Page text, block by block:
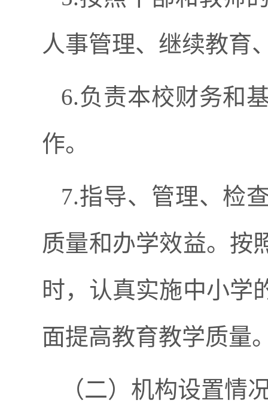
人事管理、继续教育
6.负责本校财务和
作。
7.指导、管理、检
质量和办学效益。按
时，认真实施中小学
面提高教育教学质量
（二）机构设置情